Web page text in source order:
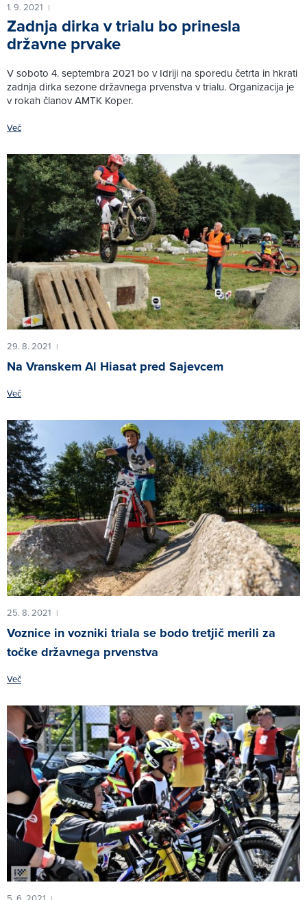
1. 9. 2021 |
Zadnja dirka v trialu bo prinesla
državne prvake
V soboto 4. septembra 2021 bo v Idriji na sporedu četrta in hkrati
zadnja dirka sezone državnega prvenstva v trialu. Organizacija je
v rokah članov AMTK Koper.
Več
29. 8. 2021 |
Na Vranskem Al Hiasat pred Sajevcem
Več
25. 8. 2021 |
Voznice in vozniki triala se bodo tretjič merili za
točke državnega prvenstva
Več